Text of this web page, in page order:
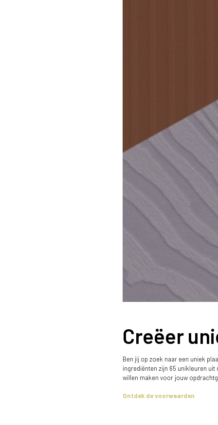
Creëer
Ben jij op zoek naar een uniek
ingrediënten zijn 65 unikleuren
willen maken voor jouw
Ontdek de voorwaarden